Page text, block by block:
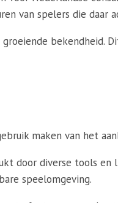
van spelers die daar
maken van het
door diverse tools en
speelomgeving.